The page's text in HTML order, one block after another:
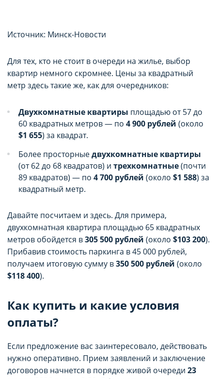
Источник: Минск-Новости
Для тех, кто не стоит в очереди на жилье, выбор
квартир немного скромнее. Цены за квадратный
метр здесь такие же, как для очередников:
Двухкомнатные квартиры площадью от 57 до
60 квадратных метров — по 4 900 рублей (около
$1 655) за квадрат.
Более просторныедвухкомнатные квартиры
(от 62 до 68 квадратов) и трехкомнатные(почти
89 квадратов) — по 4 700 рублей (около $1 588) за
квадратный метр.
Давайте посчитаем и здесь. Для примера,
двухкомнатная квартира площадью 65 квадратных
метров обойдется в305 500 рублей (около $103 200).
Прибавив стоимость паркинга в 45 000 рублей,
получаем итоговую сумму в350 500 рублей (около
$118 400).
Как купить и какие условия
оплаты?
Если предложение вас заинтересовало, действовать
нужно оперативно. Прием заявлений и заключение
договоров начнется в порядке живой очереди 23